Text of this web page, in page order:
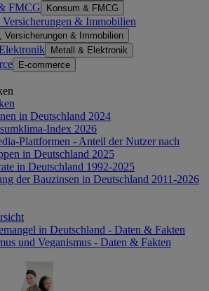
FMCG Konsum & FMCG
Versicherungen & Immobilien
Versicherungen & Immobilien
Metall & Elektronik
E-commerce
in Deutschland 2024
Index 2026
Plattformen - Anteil der Nutzer nach
in Deutschland 2025
in Deutschland 1992-2025
der Bauzinsen in Deutschland 2011-2026
in Deutschland - Daten & Fakten
und Veganismus - Daten & Fakten